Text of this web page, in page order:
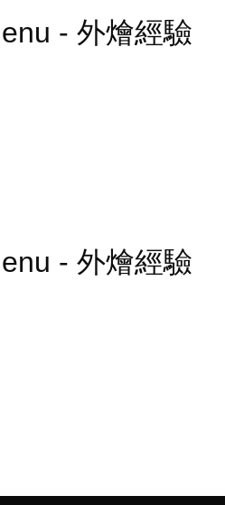
- 外燴經驗
- 外燴經驗